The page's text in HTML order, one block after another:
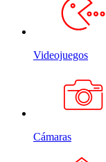
Videojuegos
Cámaras